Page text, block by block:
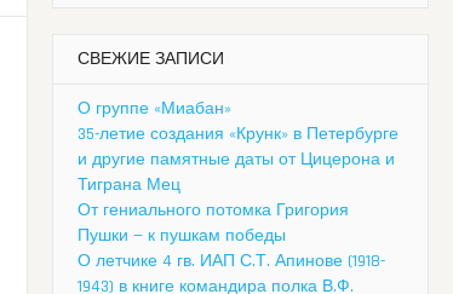
СВЕЖИЕ ЗАПИСИ
О группе «Миабан»
35-летие создания «Крунк» в Петербурге
и другие памятные даты от Цицерона и
Тиграна Мец
От гениального потомка Григория
Пушки — к пушкам победы
О летчике 4 гв. ИАП С.Т. Апинове (1918-
1943) в книге командира полка В.Ф.